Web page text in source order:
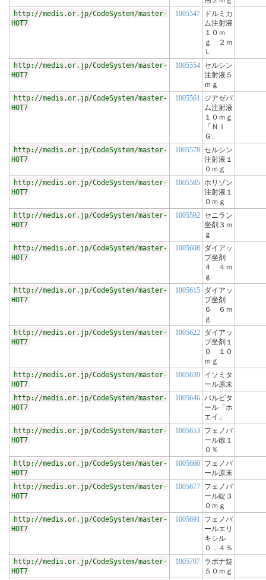
http://medis.or.jp/CodeSystem/master-
HOT7
1005547
ドルミカ
ム注射液
１０ｍ
ｇ ２ｍ
Ｌ
http://medis.or.jp/CodeSystem/master-
HOT7
1005554 セルシン
注射液５
ｍｇ
http://medis.or.jp/CodeSystem/master-
HOT7
1005561
ジアゼパ
ム注射液
１０ｍｇ
「ＮＩ
Ｇ」
http://medis.or.jp/CodeSystem/master-
HOT7
1005578 セルシン
注射液１
０ｍｇ
http://medis.or.jp/CodeSystem/master-
HOT7
1005585 ホリゾン
注射液１
０ｍｇ
http://medis.or.jp/CodeSystem/master-
HOT7
1005592 セニラン
坐剤３ｍ
ｇ
http://medis.or.jp/CodeSystem/master-
HOT7
1005608 ダイアッ
プ坐剤
４ ４ｍ
ｇ
http://medis.or.jp/CodeSystem/master-
HOT7
1005615 ダイアッ
プ坐剤
６ ６ｍ
ｇ
http://medis.or.jp/CodeSystem/master-
HOT7
1005622 ダイアッ
プ坐剤１
０ １０
ｍｇ
http://medis.or.jp/CodeSystem/master-
HOT7
1005639 イソミタ
ール原末
http://medis.or.jp/CodeSystem/master-
HOT7
1005646 バルビタ
ール「ホ
エイ」
http://medis.or.jp/CodeSystem/master-
HOT7
1005653 フェノバ
ール散１
０％
http://medis.or.jp/CodeSystem/master-
HOT7
1005660 フェノバ
ール原末
http://medis.or.jp/CodeSystem/master-
HOT7
1005677 フェノバ
ール錠３
０ｍｇ
http://medis.or.jp/CodeSystem/master-
HOT7
1005691
フェノバ
ールエリ
キシル
０．４％
http://medis.or.jp/CodeSystem/master-
HOT7
1005707 ラボナ錠
５０ｍｇ